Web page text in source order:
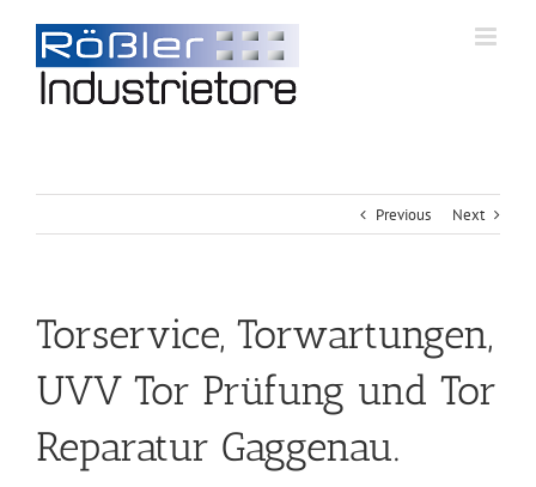
Previous Next
Torservice, Torwartungen,
UVV Tor Prüfung und Tor
Reparatur Gaggenau.